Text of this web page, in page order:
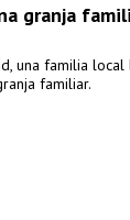
granja
una familia local
familiar.